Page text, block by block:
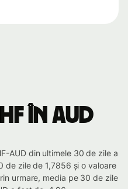
în AUD
AUD din ultimele 30 de zile a
de zile de 1,7856 și o valoare
urmare, media pe 30 de zile